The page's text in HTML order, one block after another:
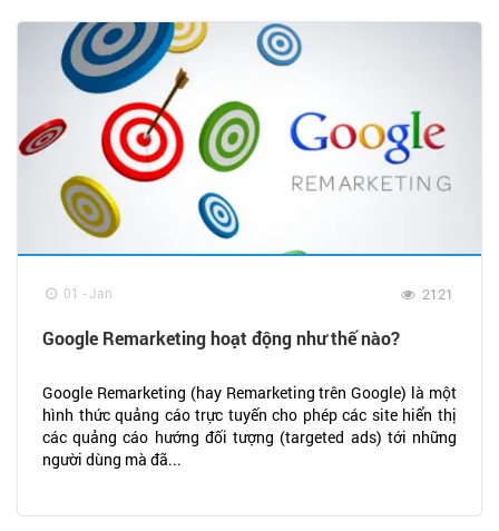
01 - Jan 2121
Google Remarketing hoạt động như thế nào?
Google Remarketing (hay Remarketing trên Google) là một
hình thức quảng cáo trực tuyến cho phép các site hiển thị
các quảng cáo hướng đối tượng (targeted ads) tới những
người dùng mà đã...